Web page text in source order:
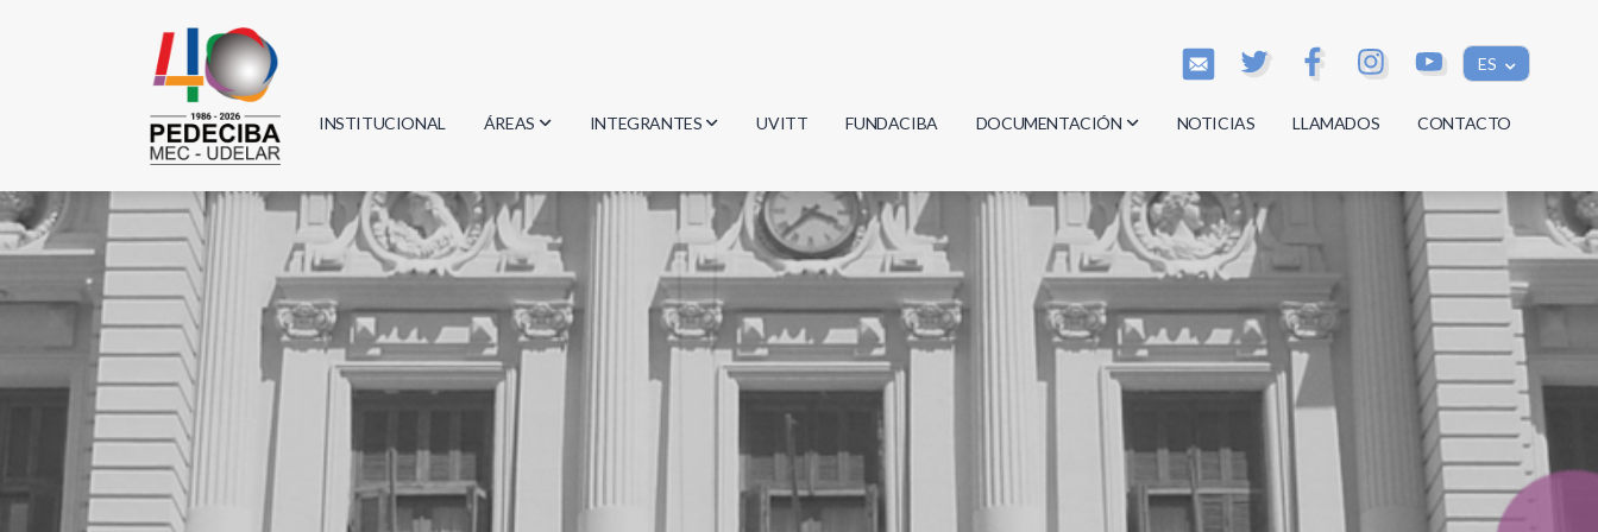
ES
INSTITUCIONAL ÁREAS
Biología
Física
Geociencias
Informática
Matemática
Química
INTEGRANTES
Investigadores
Estudiantes
Egresados
UVITT FUNDACIBA DOCUMENTACIÓN
Actas
Reglamentos
Documentos
NOTICIAS LLAMADOS CONTACTO